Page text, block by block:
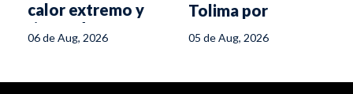
calor extremo y
riesgo de
incendios
06 de Aug, 2026
Tolima por
Ministerio de
05 de Aug, 2026